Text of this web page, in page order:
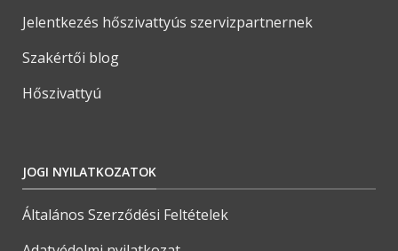
Jelentkezés hőszivattyús szervizpartnernek
Szakértői blog
Hőszivattyú
JOGI NYILATKOZATOK
Általános Szerződési Feltételek